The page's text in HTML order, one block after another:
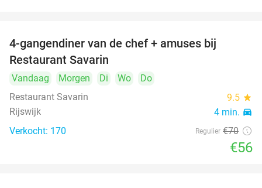
4-gangendiner van de chef + amuses bij
Restaurant Savarin
Vandaag Morgen Di Wo
Do
Restaurant Savarin
9.5 star
Rijswijk 4 min. directions_car
Verkocht: 170 Regulier €70
€56